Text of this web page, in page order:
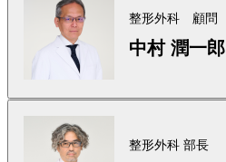
整形外科 顧問
中村 潤一郎
専門分野・得意とする手技
脊椎疾患
整形外科 部長